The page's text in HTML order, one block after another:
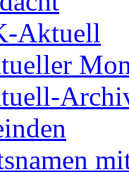
Aktuell